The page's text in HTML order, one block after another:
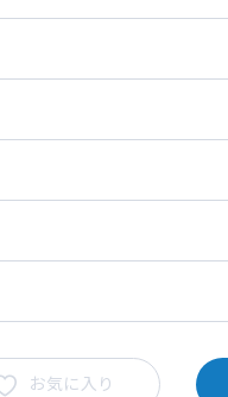
お気に入り